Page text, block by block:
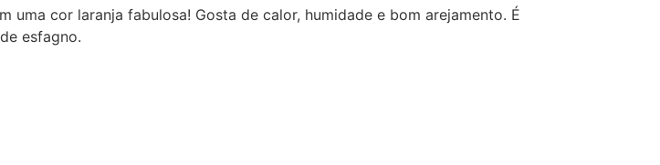
cor laranja fabulosa! Gosta de calor, humidade e bom arejamento. É
esfagno.